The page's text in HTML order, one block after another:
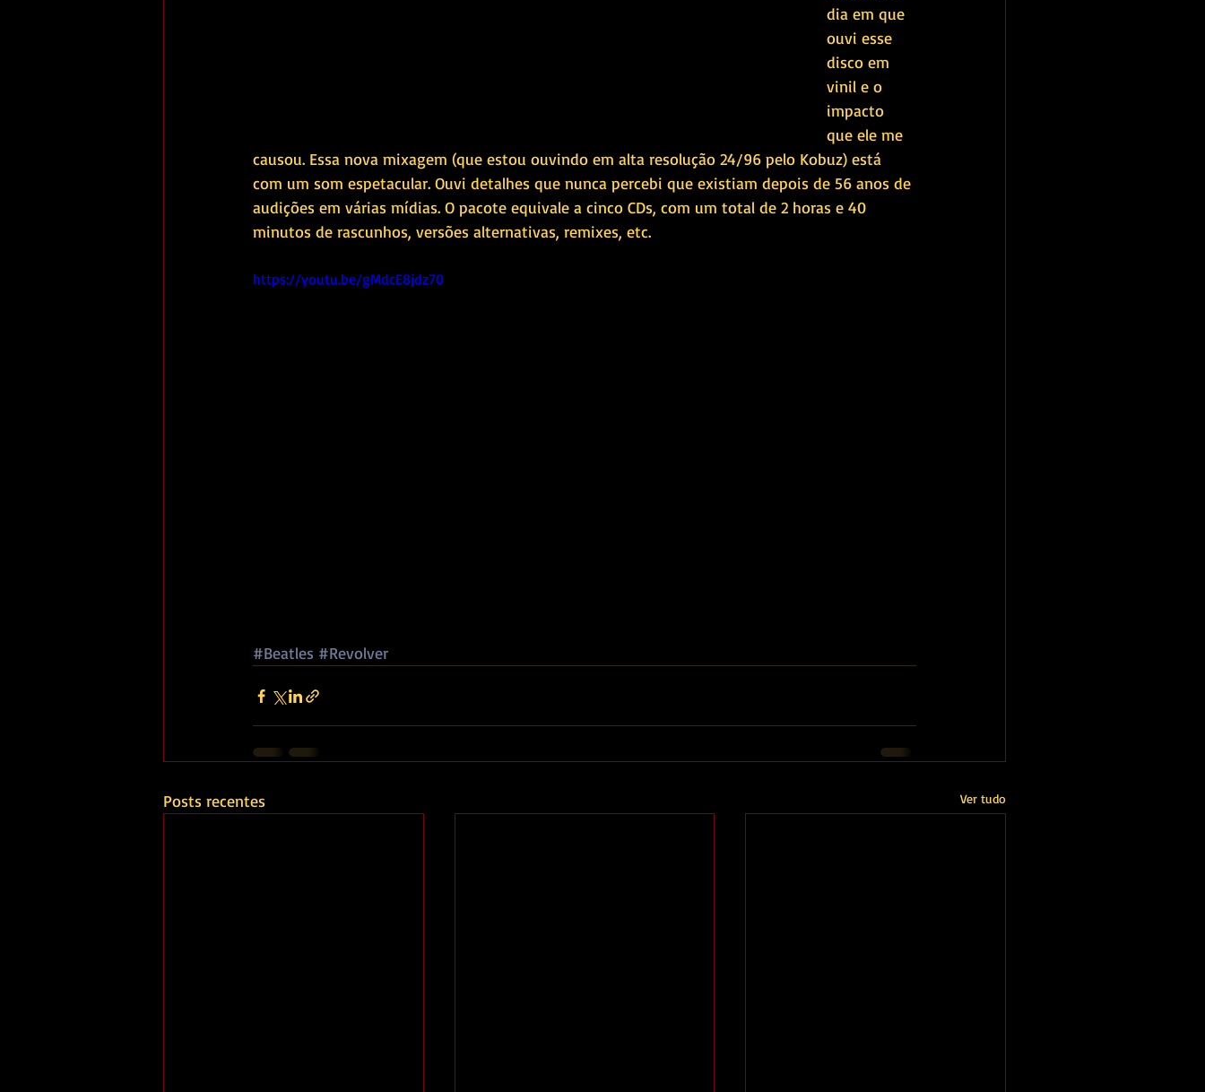
dia em que
ouvi esse
disco em
vinil e o
impacto
que ele me
causou. Essa nova mixagem (que estou ouvindo em alta resolução 24/96 pelo Kobuz) está
com um som espetacular. Ouvi detalhes que nunca percebi que existiam depois de 56 anos de
audições em várias mídias. O pacote equivale a cinco CDs, com um total de 2 horas e 40
minutos de rascunhos, versões alternativas, remixes, etc.
https://youtu.be/gMdcE8jdz70
#Beatles #Revolver
Posts recentes Ver tudo